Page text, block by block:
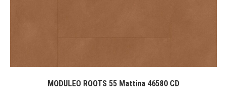
MODULEO ROOTS 55 Mattina 46580 CD